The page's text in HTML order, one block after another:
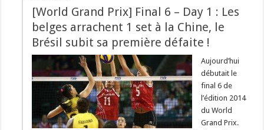
[World Grand Prix] Final 6 – Day 1 : Les
belges arrachent 1 set à la Chine, le
Brésil subit sa première défaite !
Aujourd’hui
débutait le
final 6 de
l’édition 2014
du World
Grand Prix.